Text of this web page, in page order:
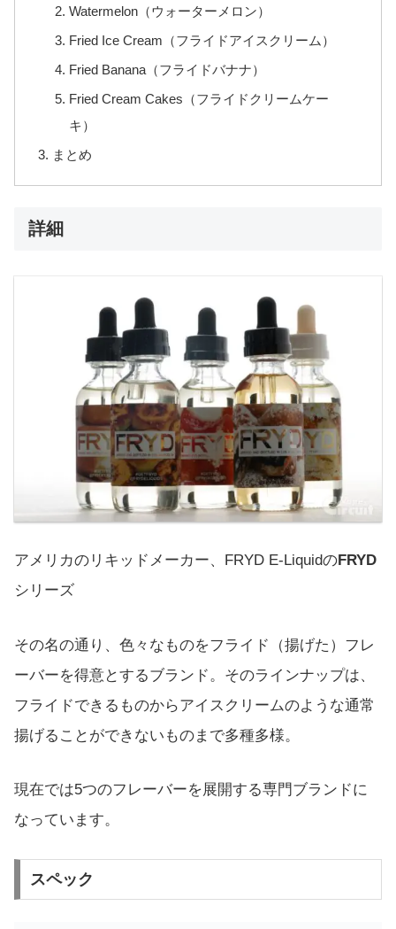
Watermelon（ウォーターメロン）
Fried Ice Cream（フライドアイスクリーム）
Fried Banana（フライドバナナ）
Fried Cream Cakes（フライドクリームケー
キ）
まとめ
詳細
アメリカのリキッドメーカー、FRYD E-LiquidのFRYD
シリーズ
その名の通り、色々なものをフライド（揚げた）フレ
ーバーを得意とするブランド。そのラインナップは、
フライドできるものからアイスクリームのような通常
揚げることができないものまで多種多様。
現在では5つのフレーバーを展開する専門ブランドに
なっています。
スペック